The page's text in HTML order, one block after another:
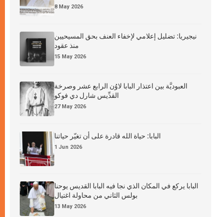
8 May 2026
نيجيريا: تضليل إعلامي لإخفاء العنف بحق المسيحيين
منذ عقود
15 May 2026
العبوديَّة بين اعتذار البابا لاوُن الرابع عشر وصرخة
القدِّيس شارل دي فوكو
27 May 2026
البابا: حياة الله قادرة على أن تغيّر حياتنا
1 Jun 2026
البابا يركع في المكان الذي نجا فيه البابا القديس يوحنا
بولس الثاني من محاولة اغتيال
13 May 2026